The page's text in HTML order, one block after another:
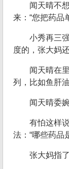
闻天晴不
来：“您把药品
小秀再三
度的，张大妈
闻天晴在
列，比如鱼肝
闻天晴委
有怕这样
法：“哪些药品
张大妈指